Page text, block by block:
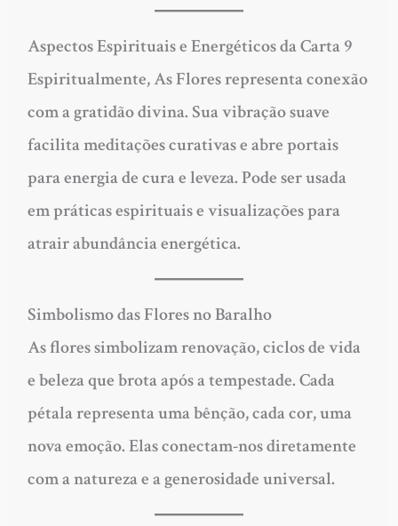
Aspectos Espirituais e Energéticos da Carta 9
Espiritualmente, As Flores representa conexão
com a gratidão divina. Sua vibração suave
facilita meditações curativas e abre portais
para energia de cura e leveza. Pode ser usada
em práticas espirituais e visualizações para
atrair abundância energética.
Simbolismo das Flores no Baralho
As flores simbolizam renovação, ciclos de vida
e beleza que brota após a tempestade. Cada
pétala representa uma bênção, cada cor, uma
nova emoção. Elas conectam-nos diretamente
com a natureza e a generosidade universal.